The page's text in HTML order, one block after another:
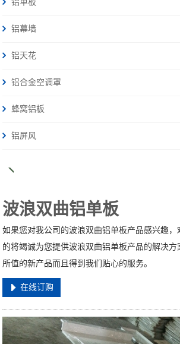
铝单板
铝幕墙
铝天花
铝合金空调罩
蜂窝铝板
铝屏风
波浪双曲铝单板
如果您对我公司的波浪双曲铝单板产品感兴趣，
的将竭诚为您提供波浪双曲铝单板产品的解决
所值的新产品而且得到我们贴心的服务。
在线订购